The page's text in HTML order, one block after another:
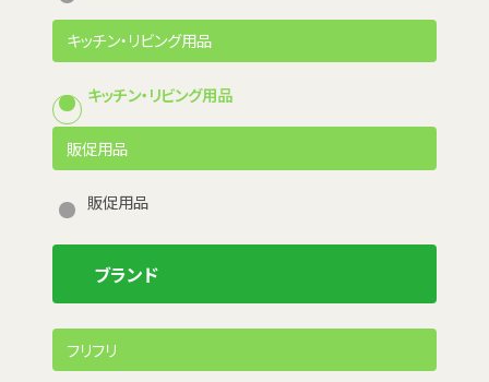
キッチン・リビング用品
キッチン・リビング用品
販促用品
販促用品
ブランド
フリフリ